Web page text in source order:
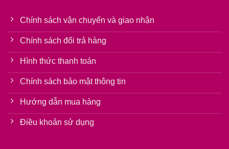
Chính sách vận chuyển và giao nhận
Chính sách đổi trả hàng
Hình thức thanh toán
Chính sách bảo mật thông tin
Hướng dẫn mua hàng
Điều khoản sử dụng